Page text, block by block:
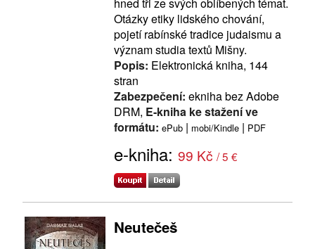
hned tři ze svých oblíbených témat.
Otázky etiky lidského chování,
pojetí rabínské tradice judaismu a
význam studia textů Mišny.
Popis: Elektronická kniha, 144
stran
Zabezpečení: ekniha bez Adobe
DRM, E-kniha ke stažení ve
formátu: ePub | mobi/Kindle | PDF
e-kniha: 99 Kč / 5 €
Neutečeš